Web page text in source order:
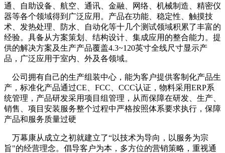
通、自助设备、航空、通讯、金融、网络、机械制造、精密仪
器等各个领域得到广泛应用。产品在功能、稳定性、触摸技
术、发热处理、防水、自动化等十几个测试领域积累了丰富的
经验。具备从方案策划、结构设计、集成应用的整合能力。提
供的解决方案及生产产品覆盖4.3~120英寸全线尺寸显示产
品，广泛应用于室内、外及各领域。
公司拥有自己的生产组装中心，能为客户提供客制化产品生
产，标准化产品通过CE、FCC、CCC认证，物料采用ERP系
统管理，产品研发采用项目组管理，从而保障在研发、生产、
销售、项目安装服务整个过程中严格按照体系要求执行，保障
产品和服务质量过硬
万幕康从成立之初就建立了“以技术为导向，以服务为宗
旨"的经营理念。倡导客户为本，多方位的营销策略，重视通